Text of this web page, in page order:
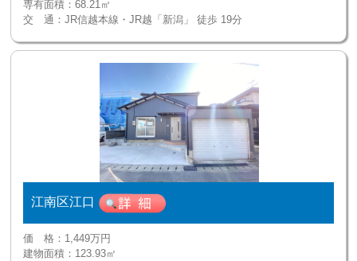
専有面積：68.21㎡
交 通：JR信越本線・JR越「新潟」 徒歩 19分
江南区江口
価 格： 1,449万円
建物面積： 123.93㎡